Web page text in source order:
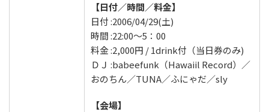
【日付／時間／料金】
日付 :2006/04/29(土)
時間 :22:00～5：00
料金 :2,000円 / 1drink付（当日券のみ)
ＤＪ :babeefunk（Hawaiil Record）／
おのちん／TUNA／ふにゃだ／sly
【会場】